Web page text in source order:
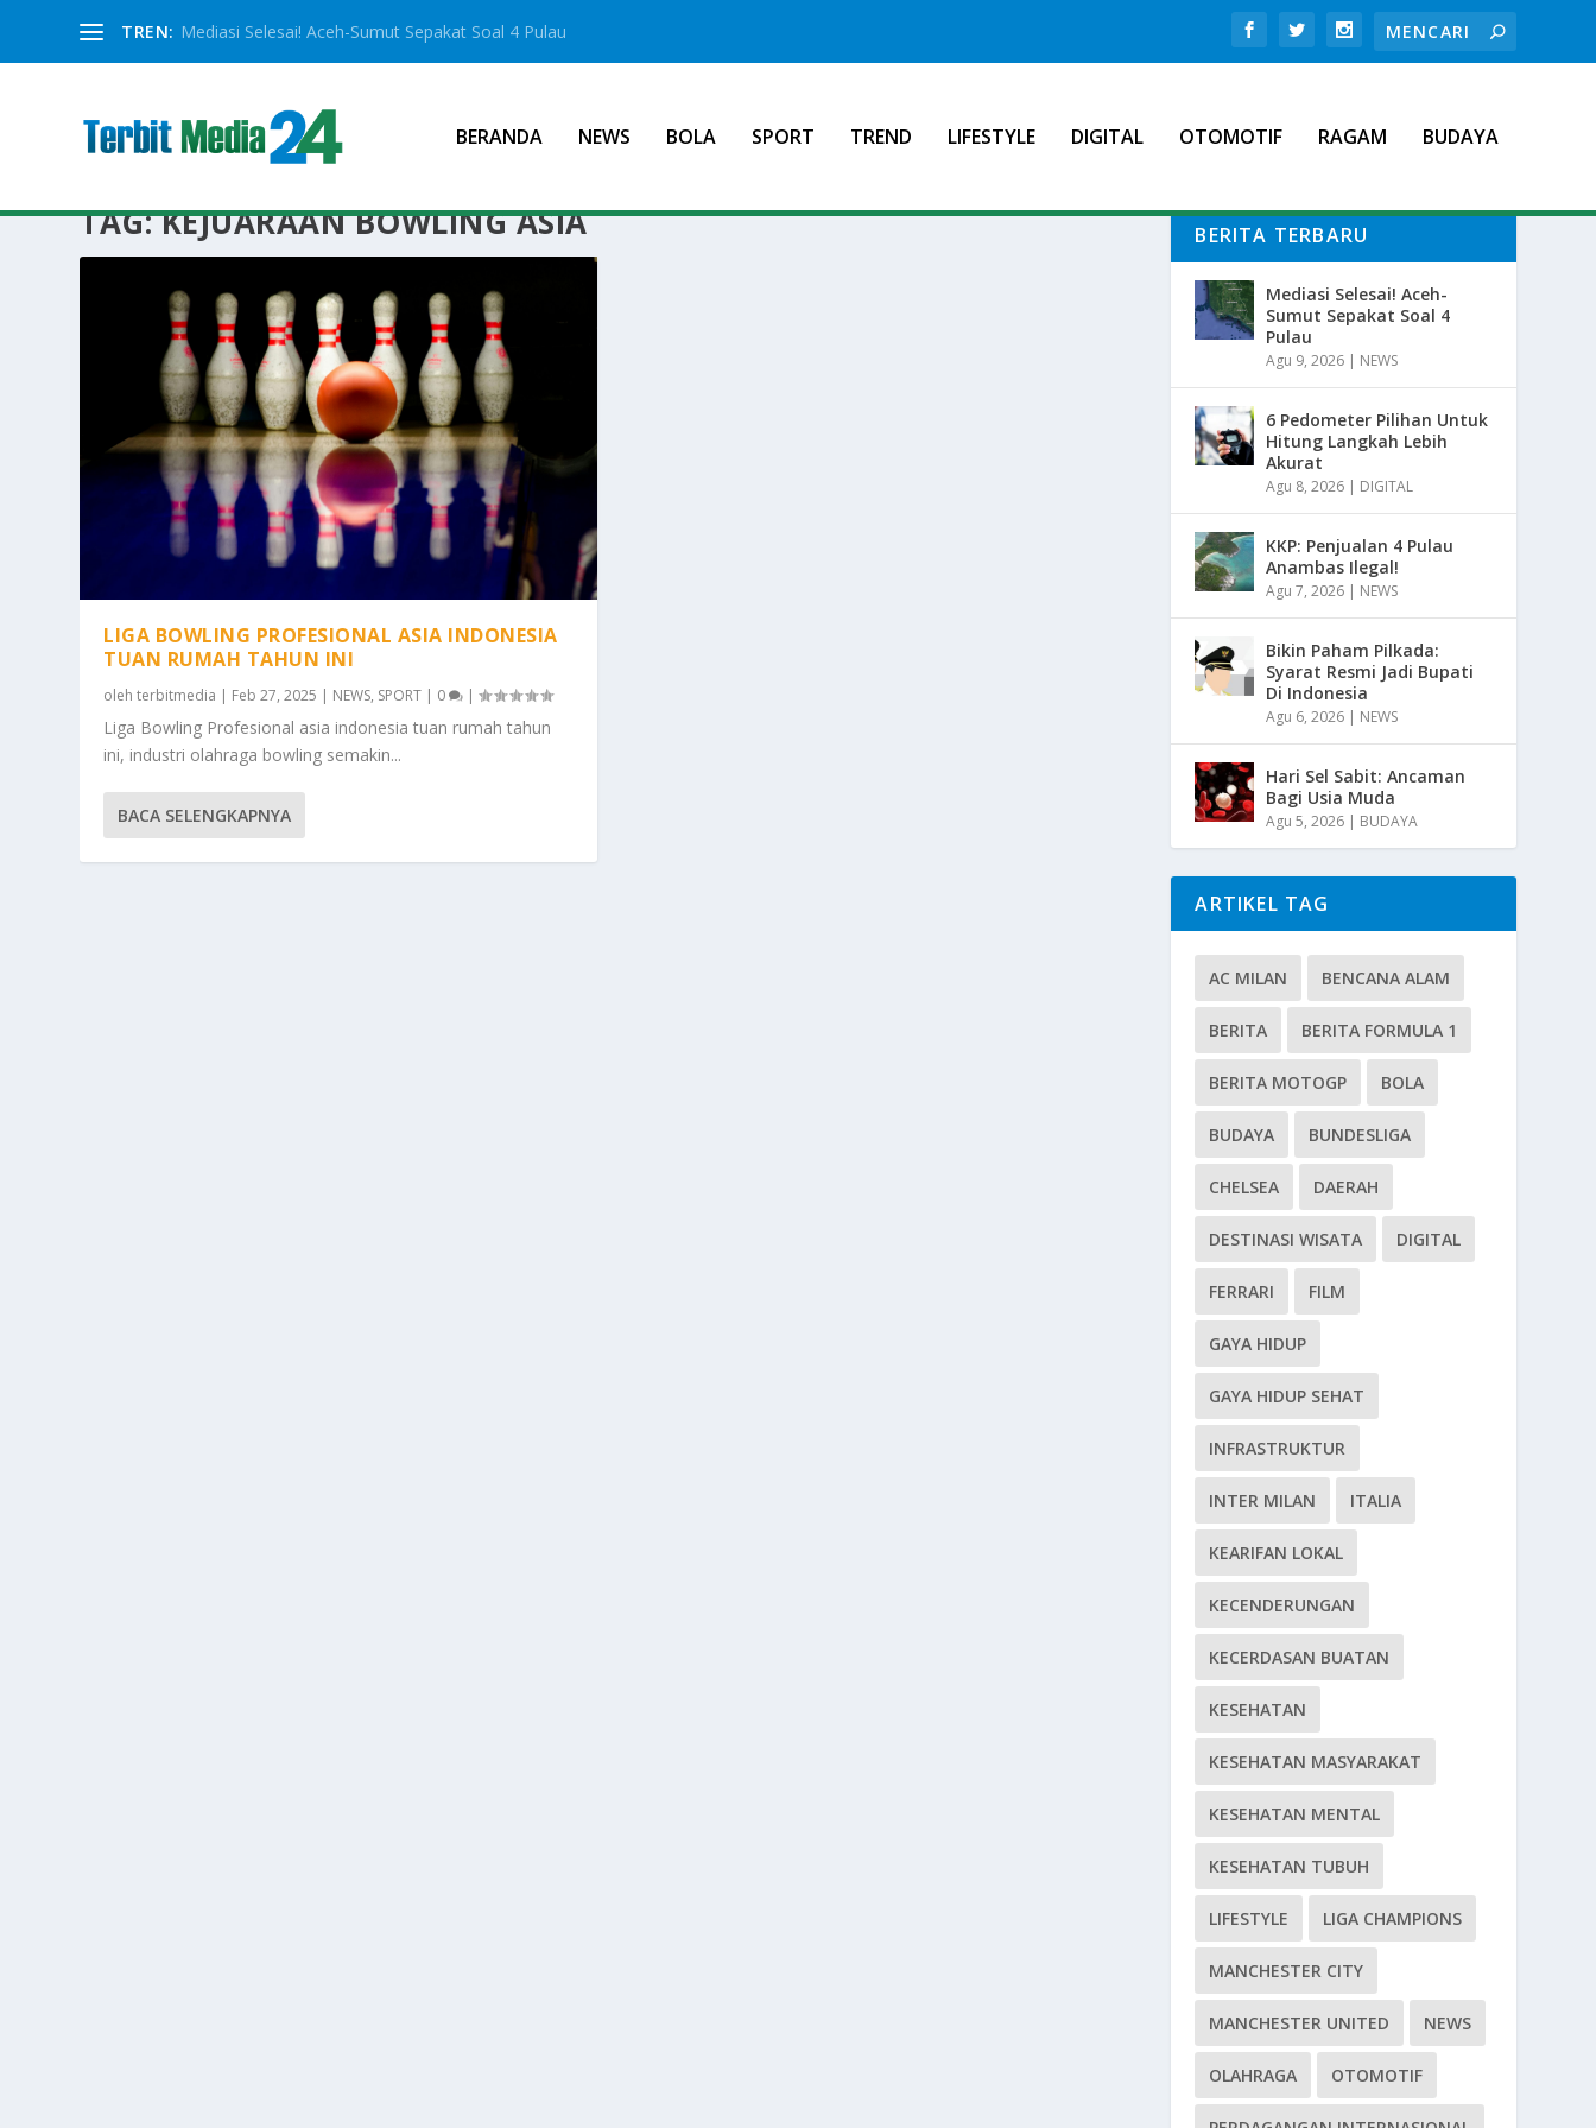
TREN: Mediasi Selesai! Aceh-Sumut Sepakat Soal 4 Pulau
BERANDA NEWS BOLA SPORT TREND LIFESTYLE DIGITAL OTOMOTIF RAGAM BUDAYA
TAG:KEJUARAAN BOWLING ASIA
LIGA BOWLING PROFESIONAL ASIA INDONESIA
TUAN RUMAH TAHUN INI
olehterbitmedia | Feb 27, 2025 | NEWS, SPORT | 0 |
Liga Bowling Profesional asia indonesia tuan rumah tahun
ini, industri olahraga bowling semakin...
BACA SELENGKAPNYA
BERITA TERBARU
Mediasi Selesai! Aceh-
Sumut Sepakat Soal 4
Pulau
Agu 9, 2026 | NEWS
6 Pedometer Pilihan Untuk
Hitung Langkah Lebih
Akurat
Agu 8, 2026 | DIGITAL
KKP: Penjualan 4 Pulau
Anambas Ilegal!
Agu 7, 2026 | NEWS
Bikin Paham Pilkada:
Syarat Resmi Jadi Bupati
Di Indonesia
Agu 6, 2026 | NEWS
Hari Sel Sabit: Ancaman
Bagi Usia Muda
Agu 5, 2026 | BUDAYA
ARTIKEL TAG
AC MILAN BENCANA ALAM
BERITA BERITA FORMULA 1
BERITA MOTOGP BOLA
BUDAYA BUNDESLIGA
CHELSEA DAERAH
DESTINASI WISATA DIGITAL
FERRARI FILM
GAYA HIDUP
GAYA HIDUP SEHAT
INFRASTRUKTUR
INTER MILAN ITALIA
KEARIFAN LOKAL
KECENDERUNGAN
KECERDASAN BUATAN
KESEHATAN
KESEHATAN MASYARAKAT
KESEHATAN MENTAL
KESEHATAN TUBUH
LIFESTYLE LIGA CHAMPIONS
MANCHESTER CITY
MANCHESTER UNITED NEWS
OLAHRAGA OTOMOTIF